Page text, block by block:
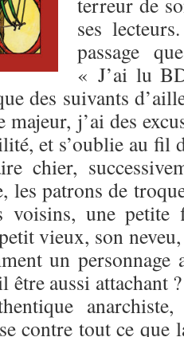
ses
passage
« J’ai lu
des suivants
majeur, j’ai des
et s’oublie au fil
chier,
les patrons de
voisins, une
vieux, son
un personnage
aussi attachant
contre tout ce que